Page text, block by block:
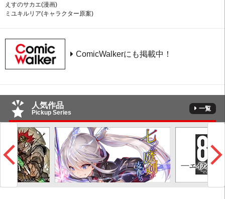
えすのサカエ(漫画)
ミユキルリア(キャラクター原案)
ComicWalkerにも掲載中！
人気作品
Pickup Series
一覧